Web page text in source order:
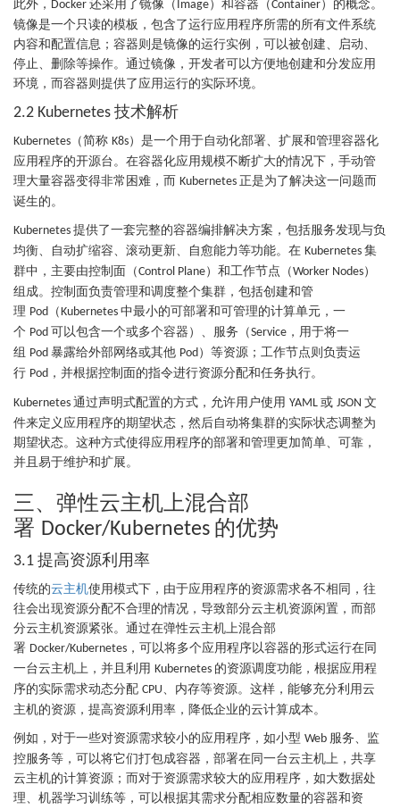
此外， Docker 还采用了镜像（ Image）和容器（Container）的概念。
镜像是一个只读的模板，包含了运行应用程序所需的所有文件系统
内容和配置信息；容器则是镜像的运行实例，可以被创建、启动、
停止、删除等操作。通过镜像，开发者可以方便地创建和分发应用
环境，而容器则提供了应用运行的实际环境。
2.2 Kubernetes 技术解析
Kubernetes （简称 K8s）是一个用于自动化部署、扩展和管理容器化
应用程序的开源台。在容器化应用规模不断扩大的情况下，手动管
理大量容器变得非常困难，而 Kubernetes 正是为了解决这一问题而
诞生的。
Kubernetes 提供了一套完整的容器编排解决方案，包括服务发现与负
均衡、自动扩缩容、滚动更新、自愈能力等功能。在 Kubernetes 集
群中，主要由控制面（Control Plane）和工作节点（Worker Nodes）
组成。控制面负责管理和调度整个集群，包括创建和管
理 Pod （Kubernetes 中最小的可部署和可管理的计算单元，一
个 Pod 可以包含一个或多个容器）、服务（Service ，用于将一
组 Pod 暴露给外部网络或其他 Pod）等资源；工作节点则负责运
行 Pod ，并根据控制面的指令进行资源分配和任务执行。
Kubernetes 通过声明式配置的方式，允许用户使用 YAML 或 JSON 文
件来定义应用程序的期望状态，然后自动将集群的实际状态调整为
期望状态。这种方式使得应用程序的部署和管理更加简单、可靠，
并且易于维护和扩展。
三、弹性云主机上混合部
署 Docker/Kubernetes 的优势
3.1 提高资源利用率
传统的云主机使用模式下，由于应用程序的资源需求各不相同，往
往会出现资源分配不合理的情况，导致部分云主机资源闲置，而部
分云主机资源紧张。通过在弹性云主机上混合部
署 Docker/Kubernetes ，可以将多个应用程序以容器的形式运行在同
一台云主机上，并且利用 Kubernetes 的资源调度功能，根据应用程
序的实际需求动态分配 CPU、内存等资源。这样，能够充分利用云
主机的资源，提高资源利用率，降低企业的云计算成本。
例如，对于一些对资源需求较小的应用程序，如小型 Web 服务、监
控服务等，可以将它们打包成容器，部署在同一台云主机上，共享
云主机的计算资源；而对于资源需求较大的应用程序，如大数据处
理、机器学习训练等，可以根据其需求分配相应数量的容器和资